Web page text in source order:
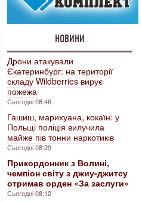
НОВИНИ
Дрони атакували
Єкатеринбург: на території
складу Wildberries вирує
пожежа
Сьогодні 08:46
Гашиш, марихуана, кокаїн: у
Польщі поліція вилучила
майже пів тонни наркотиків
Сьогодні 08:29
Прикордонник з Волині,
чемпіон світу з джиу-джитсу
отримав орден «За заслуги»
Сьогодні 08:12